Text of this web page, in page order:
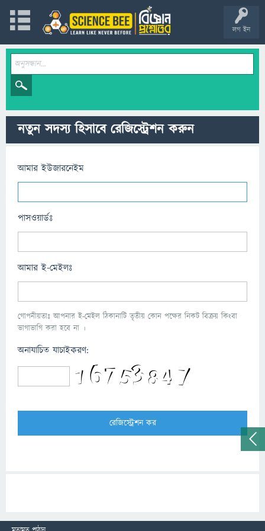
লগ ইন
নতুন সদস্য হিসাবে রেজিস্ট্রেশন করুন
আমার ইউজারনেইম
পাসওয়ার্ডঃ
আমার ই-মেইলঃ
গোপনীয়তাঃ আপনার ই-মেইল ঠিকানাটি তৃতীয় কোন পক্ষের নিকট বিক্রয় কিংবা
ভাগাভাগি করা হবে না ।
অনাযাচিত যাচাইকরণ: